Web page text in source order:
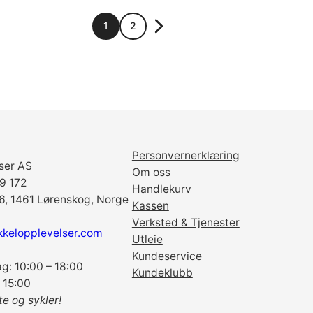
1 2
AS
172
1461 Lørenskog, Norge
10:00 – 18:00
og sykler!
Personvernerklæring
Om oss
Handlekurv
Kassen
Verksted & Tjenester
Utleie
Kundeservice
Kundeklubb